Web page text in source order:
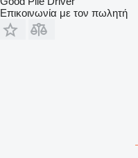
Επικοινωνία με τον πωλητή